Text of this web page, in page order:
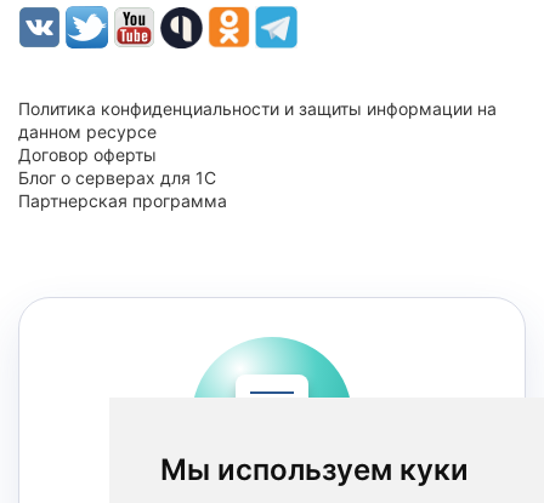
Мы используем куки
Политика конфиденциальности и защиты информации на
данном ресурсе
Договор оферты
Блог о серверах для 1С
Партнерская программа